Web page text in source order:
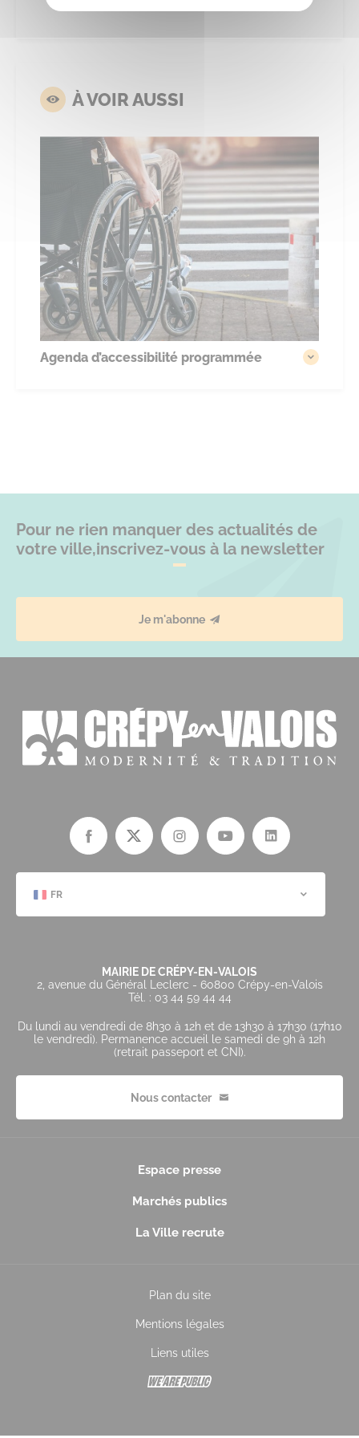
À VOIR AUSSI
Agenda d’accessibilité programmée
Pour ne rien manquer des actualités de
votre ville,inscrivez-vous à la newsletter
Je m'abonne
FR
MAIRIE DE CRÉPY-EN-VALOIS
2, avenue du Général Leclerc - 60800 Crépy-en-Valois
Tél. : 03 44 59 44 44
Du lundi au vendredi de 8h30 à 12h et de 13h30 à 17h30 (17h10
le vendredi). Permanence accueil le samedi de 9h à 12h
(retrait passeport et CNI).
Nous contacter
Espace presse
Marchés publics
La Ville recrute
Plan du site
Mentions légales
Liens utiles